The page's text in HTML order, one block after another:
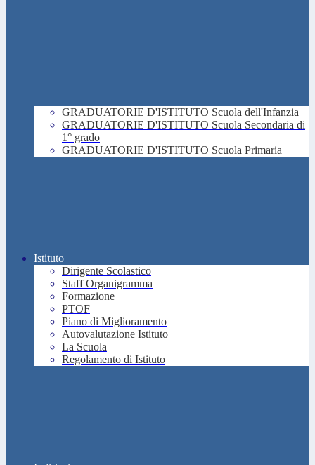
GRADUATORIE D'ISTITUTO Scuola dell'Infanzia
GRADUATORIE D'ISTITUTO Scuola Secondaria di
1° grado
GRADUATORIE D'ISTITUTO Scuola Primaria
Istituto
Dirigente Scolastico
Staff Organigramma
Formazione
PTOF
Piano di Miglioramento
Autovalutazione Istituto
La Scuola
Regolamento di Istituto